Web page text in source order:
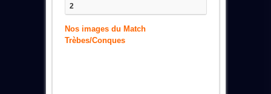
2
Nos images du Match
Trèbes/Conques